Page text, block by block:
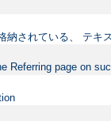
納されている、 テキ
Referring page on